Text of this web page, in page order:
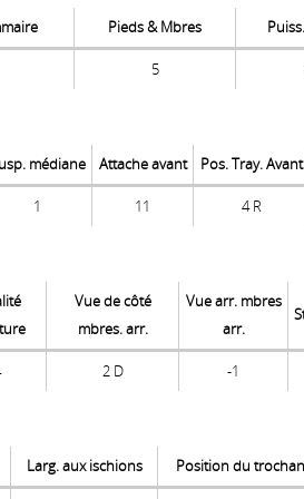
Pieds & Mbres
5
médiane Attache avant Pos. Tray. Avant
1 11 4 R
Vue de côté
mbres. arr.
Vue arr. mbres
arr.
2 D -1
Larg. aux ischions Position du